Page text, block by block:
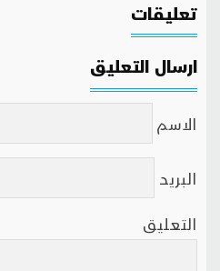
تعليقات
ارسال التعليق
الاسم
البريد
التعليق